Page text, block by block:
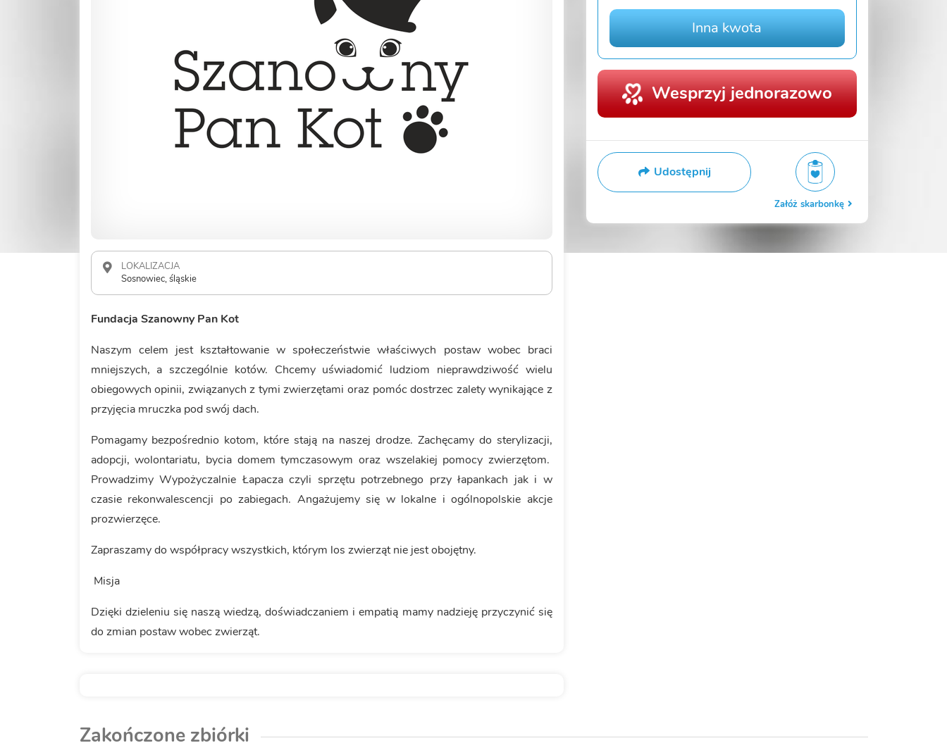
LOKALIZACJA
Sosnowiec, śląskie
Fundacja Szanowny Pan Kot
Naszym celem jest kształtowanie w społeczeństwie właściwych postaw wobec braci
mniejszych, a szczególnie kotów. Chcemy uświadomić ludziom nieprawdziwość wielu
obiegowych opinii, związanych z tymi zwierzętami oraz pomóc dostrzec zalety wynikające z
przyjęcia mruczka pod swój dach.
Pomagamy bezpośrednio kotom, które stają na naszej drodze. Zachęcamy do sterylizacji,
adopcji, wolontariatu, bycia domem tymczasowym oraz wszelakiej pomocy zwierzętom.
Prowadzimy Wypożyczalnie Łapacza czyli sprzętu potrzebnego przy łapankach jak i w
czasie rekonwalescencji po zabiegach. Angażujemy się w lokalne i ogólnopolskie akcje
prozwierzęce.
Zapraszamy do współpracy wszystkich, którym los zwierząt nie jest obojętny.
Misja
Dzięki dzieleniu się naszą wiedzą, doświadczaniem i empatią mamy nadzieję przyczynić się
do zmian postaw wobec zwierząt.
Inna kwota
Wesprzyj jednorazowo
Udostępnij
Załóż skarbonkę
Zakończone zbiórki